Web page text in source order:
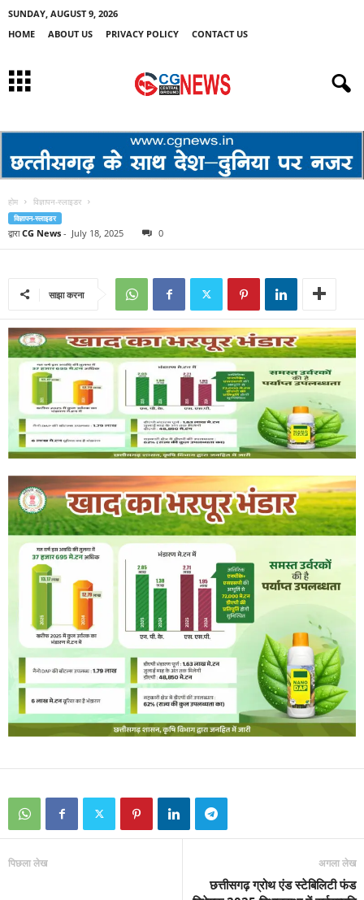
SUNDAY, AUGUST 9, 2026
HOME
ABOUT US PRIVACY POLICY CONTACT US
होम विज्ञापन-स्लाइडर
विज्ञापन-स्लाइडर
द्वारा CG News - July 18, 2025 0
साझा करना
पिछला लेख अगला लेख
छत्तीसगढ़ ग्रोथ एंड स्टेबिलिटी फंड